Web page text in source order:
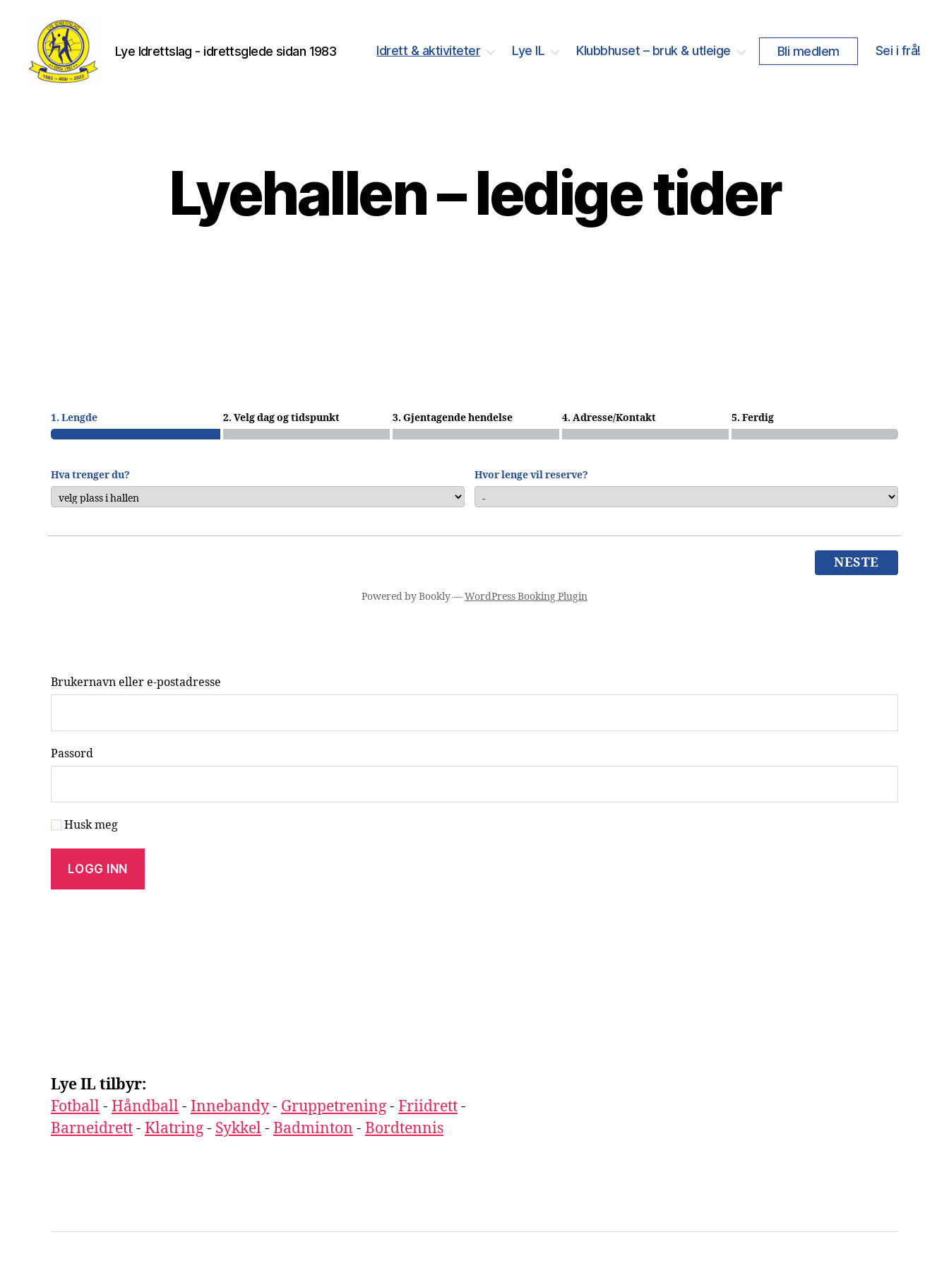
Lye Idrettslag - idrettsglede sidan 1983 Idrett & aktiviteter Lye IL Klubbhuset – bruk & utleige Bli medlem Sei i frå!
Lyehallen – ledige tider
1. Lengde 2. Velg dag og tidspunkt 3. Gjentagende hendelse 4. Adresse/Kontakt 5. Ferdig
Hva trenger du? Hvor lenge vil reserve?
NESTE
Powered byBookly—WordPress Booking Plugin
Brukernavn eller e-postadresse
Passord
Husk meg
Lye IL tilbyr:
Fotball- Håndball- Innebandy- Gruppetrening- Friidrett-
Barneidrett- Klatring- Sykkel- Badminton - Bordtennis